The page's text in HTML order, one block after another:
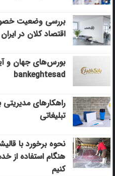
بررسی وضعیت
اقتصاد کلان در ایران
بورس‌های جهان و
bankeghtesad
راهکارهای
تبلیغاتی
نحوه برخورد با
هنگام استفاده از
کنیم